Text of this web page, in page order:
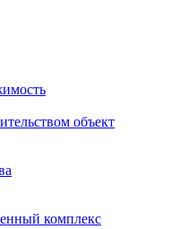
объект
комплекс